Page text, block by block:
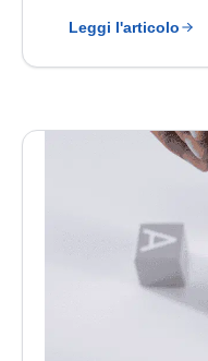
Leggi l'articolo